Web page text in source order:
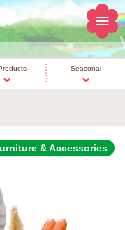
Seasonal
& Accessories